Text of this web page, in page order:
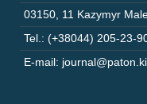
03150 11 Kazymyr
Tel.: (+38044) 205-23-
E-mail: